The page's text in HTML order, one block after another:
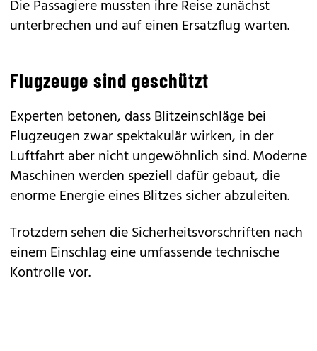
Die Passagiere mussten ihre Reise zunächst
unterbrechen und auf einen Ersatzflug warten.
Flugzeuge sind geschützt
Experten betonen, dass Blitzeinschläge bei
Flugzeugen zwar spektakulär wirken, in der
Luftfahrt aber nicht ungewöhnlich sind. Moderne
Maschinen werden speziell dafür gebaut, die
enorme Energie eines Blitzes sicher abzuleiten.
Trotzdem sehen die Sicherheitsvorschriften nach
einem Einschlag eine umfassende technische
Kontrolle vor.